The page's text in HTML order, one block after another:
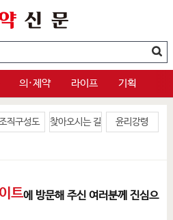
의·제약 라이프 기획
직구성도 찾아오시는 길 윤리강령
트에 방문해 주신 여러분께 진심으